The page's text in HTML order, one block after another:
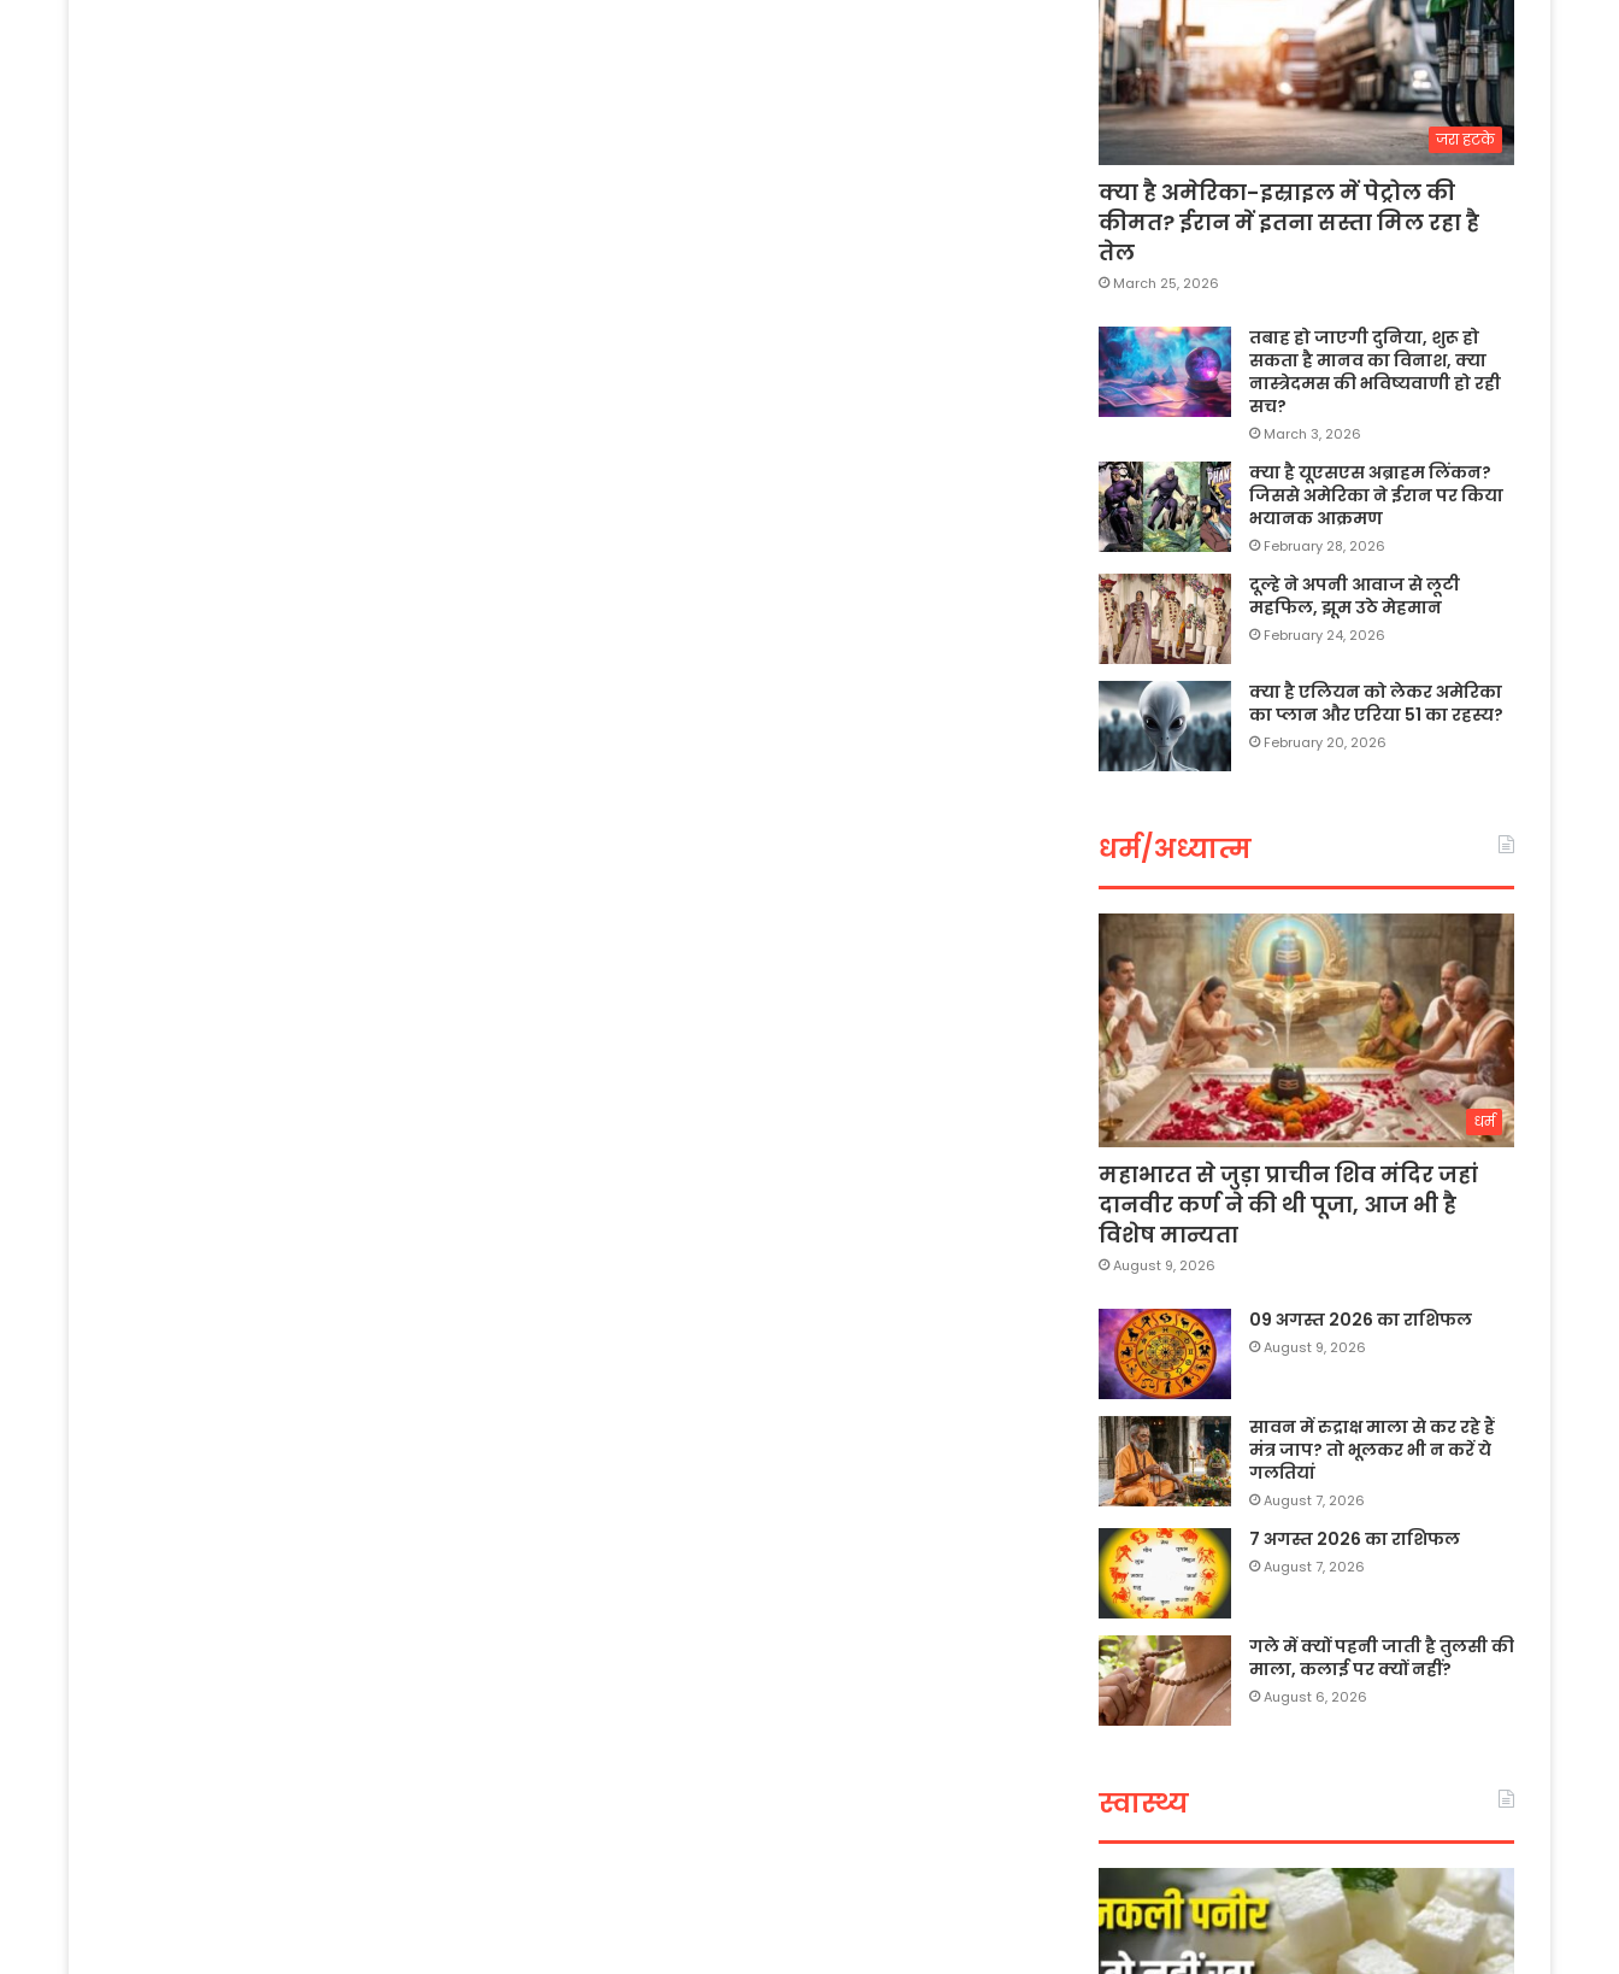
जरा हटके
क्या है अमेरिका-इस्राइल में पेट्रोल की
कीमत? ईरान में इतना सस्ता मिल रहा है
तेल
March 25, 2026
तबाह हो जाएगी दुनिया, शुरू हो
सकता है मानव का विनाश, क्या
नास्त्रेदमस की भविष्यवाणी हो रही
सच?
March 3, 2026
क्या है यूएसएस अब्राहम लिंकन?
जिससे अमेरिका ने ईरान पर किया
भयानक आक्रमण
February 28, 2026
दूल्हे ने अपनी आवाज से लूटी
महफिल, झूम उठे मेहमान
February 24, 2026
क्या है एलियन को लेकर अमेरिका
का प्लान और एरिया 51 का रहस्य?
February 20, 2026
धर्म/अध्यात्म
धर्म
महाभारत से जुड़ा प्राचीन शिव मंदिर जहां
दानवीर कर्ण ने की थी पूजा, आज भी है
विशेष मान्यता
August 9, 2026
09 अगस्त 2026 का राशिफल
August 9, 2026
सावन में रुद्राक्ष माला से कर रहे हैं
मंत्र जाप? तो भूलकर भी न करें ये
गलतियां
August 7, 2026
7 अगस्त 2026 का राशिफल
August 7, 2026
गले में क्यों पहनी जाती है तुलसी की
माला, कलाई पर क्यों नहीं?
August 6, 2026
स्वास्थ्य